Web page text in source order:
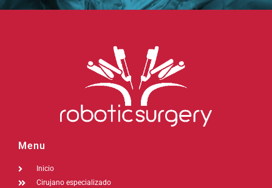
Menu
Inicio
Cirujano especializado